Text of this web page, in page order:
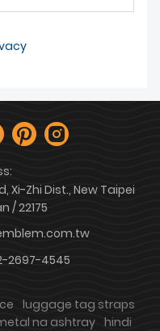
Xi-Zhi Dist., New Taipei
/ 22175
2697-4545
luggage tag straps
na ashtray hindi